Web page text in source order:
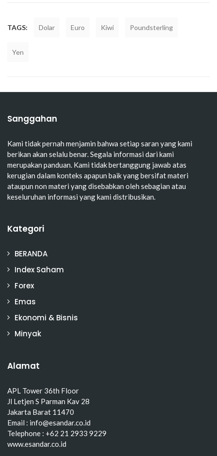
TAGS: Dolar Euro Kiwi Poundsterling
Yen
Sanggahan
Kami tidak pernah menjamin bahwa setiap saran yang kami
berikan akan selalu benar. Segala informasi dari kami
merupakan panduan. Kami tidak bertanggung jawab atas
kerugian dalam konteks apapun baik yang bersifat materi
ataupun non materi yang disebabkan oleh sebagian atau
keseluruhan informasi yang kami distribusikan.
Kategori
BERANDA
Index Saham
Forex
Emas
Ekonomi & Bisnis
Minyak
Alamat
APL Tower 36th Floor
Jl Letjen S Parman Kav 28
Jakarta Barat 11470
Email : info@esandar.co.id
Telephone : +62 21 2933 9229
www.esandar.co.id